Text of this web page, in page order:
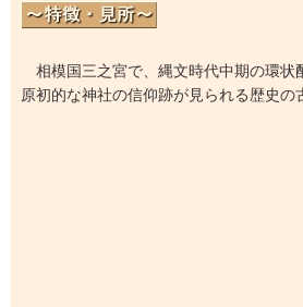
相模国三之宮で、縄文時代中期の環状
原初的な神社の信仰跡が見られる歴史の